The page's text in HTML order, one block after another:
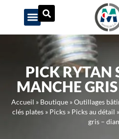
Panneau de gestion des cookies
PICK RYTAN
MANCHE
Accueil » Boutique»Outillages
clés plates » Picks » Picks au détail »
gris –